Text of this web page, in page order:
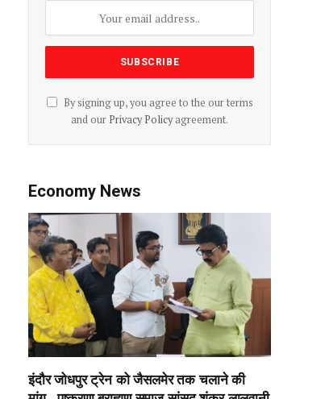
By signing up, you agree to the our terms
and our Privacy Policyagreement.
Economy News
इंदौर जोधपुर ट्रेन को जैसलमेर तक चलाने की